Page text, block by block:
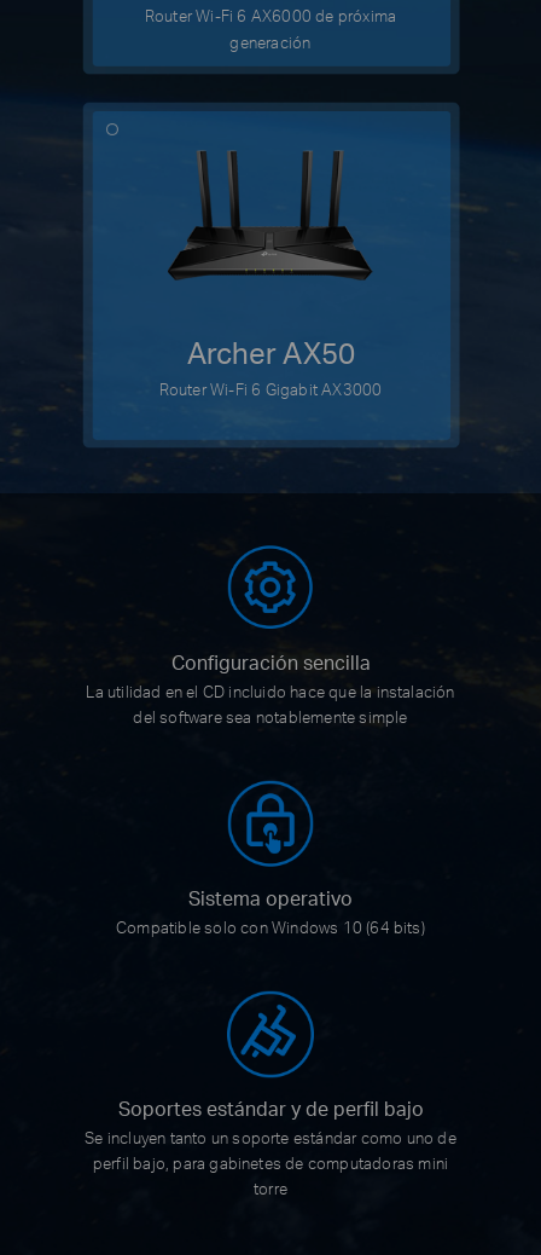
Router Wi-Fi 6 AX6000 de próxima
generación
Archer AX50
Router Wi-Fi 6 Gigabit AX3000
Configuración sencilla
La utilidad en el CD incluido hace que la instalación
del softwaresea notablemente simple
Sistema operativo
Compatible solo con Windows 10 (64 bits)
Soportes estándar yde perfil bajo
Se incluyen tanto un soporte estándar como uno de
perfil bajo, para gabinetes de computadoras mini
torre